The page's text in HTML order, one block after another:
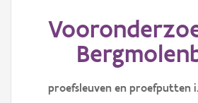
Erfgoedobject
Aanduidingsobject
Waarnemingproefsleuven en proefputten